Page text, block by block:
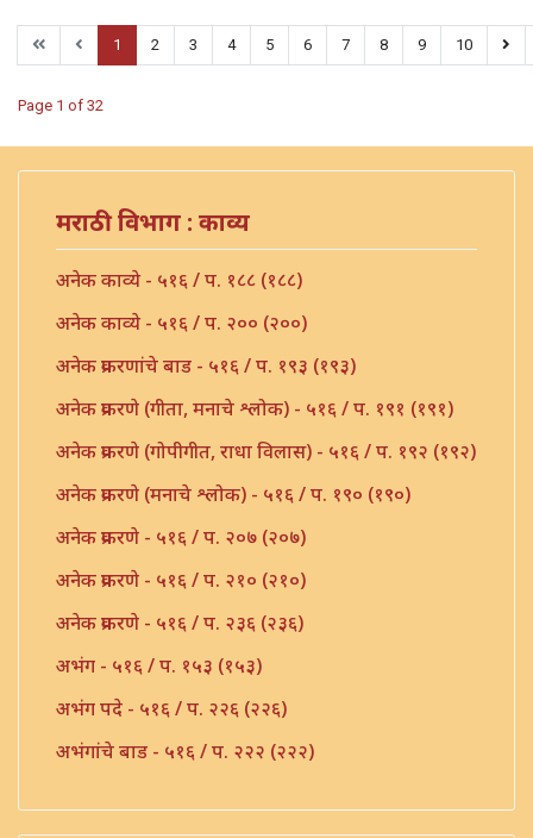
1 2 3 4 5 6 7 8 9 10
Page 1 of 32
मराठी विभाग : काव्य
अनेक काव्ये - ५१६ / प. १८८ (१८८)
अनेक काव्ये - ५१६ / प. २०० (२००)
अनेक प्रकरणांचे बाड - ५१६ / प. १९३ (१९३)
अनेक प्रकरणे (गीता, मनाचे श्लोक) - ५१६ / प. १९१ (१९१)
अनेक प्रकरणे (गोपीगीत, राधा विलास) - ५१६ / प. १९२ (१९२)
अनेक प्रकरणे (मनाचे श्लोक) - ५१६ / प. १९० (१९०)
अनेक प्रकरणे - ५१६ / प. २०७ (२०७)
अनेक प्रकरणे - ५१६ / प. २१० (२१०)
अनेक प्रकरणे - ५१६ / प. २३६ (२३६)
अभंग - ५१६ / प. १५३ (१५३)
अभंग पदे - ५१६ / प. २२६ (२२६)
अभंगांचे बाड - ५१६ / प. २२२ (२२२)